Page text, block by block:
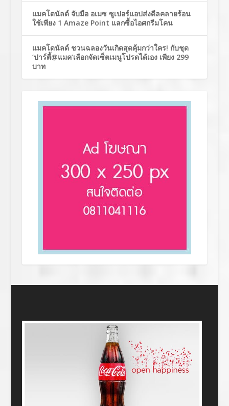
แมคโดนัลด์ จับมือ อเมซ ซูเปอร์แอปส่งดีลคลายร้อน
ใช้เพียง 1 Amaze Point แลกซื้อไอศกรีมโคน
แมคโดนัลด์ ชวนฉลองวันเกิดสุดคุ้มกว่าใคร! กับชุด
‘ปาร์ตี้@แมค’เลือกจัดเซ็ตเมนูโปรดได้เอง เพียง 299
บาท